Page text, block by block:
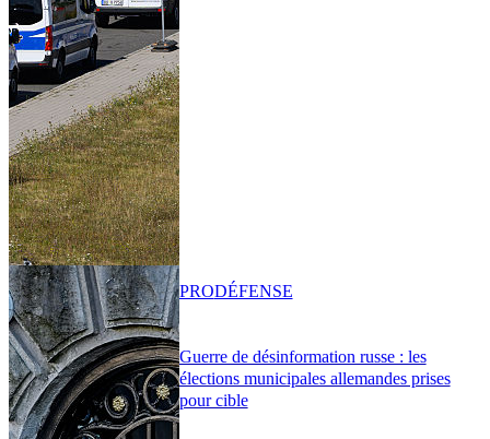
Guerre de désinformation russe : les
élections municipales allemandes prises
pour cible
PRODÉFENSE